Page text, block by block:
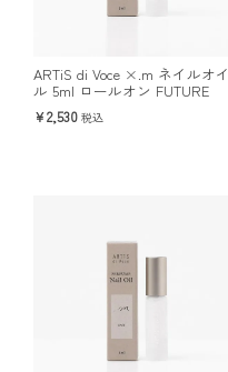
ARTiS di Voce ×.m ネイルオイ
ル 5ml ロールオン FUTURE
2,530 税込